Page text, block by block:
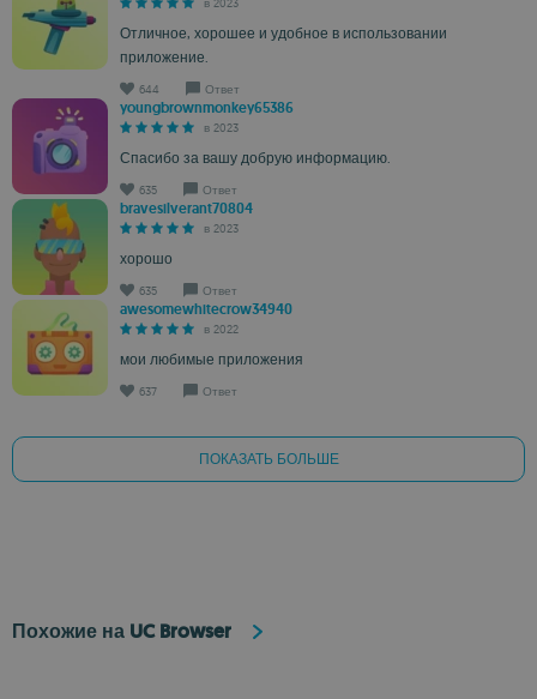
Отличное, хорошее и удобное в использовании
приложение.
644 Ответ
youngbrownmonkey65386
в 2023
Спасибо за вашу добрую информацию.
635 Ответ
bravesilverant70804
в 2023
хорошо
635 Ответ
awesomewhitecrow34940
в 2022
мои любимые приложения
637 Ответ
ПОКАЗАТЬ БОЛЬШЕ
Похожие на UC Browser